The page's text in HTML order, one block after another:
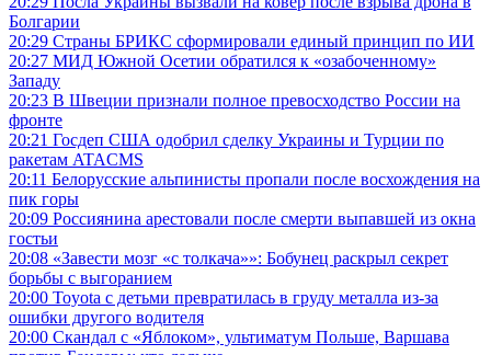
Болгарии
20:29 Страны БРИКС сформировали единый принцип по ИИ
20:27 МИД Южной Осетии обратился к «озабоченному»
Западу
20:23 В Швеции признали полное превосходство России на
фронте
20:21 Госдеп США одобрил сделку Украины и Турции по
ракетам ATACMS
20:11 Белорусские альпинисты пропали после восхождения на
пик горы
20:09 Россиянина арестовали после смерти выпавшей из окна
гостьи
20:08 «Завести мозг «с толкача»»: Бобунец раскрыл секрет
борьбы с выгоранием
20:00 Toyota с детьми превратилась в груду металла из-за
ошибки другого водителя
20:00 Скандал с «Яблоком», ультиматум Польше, Варшава